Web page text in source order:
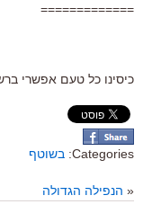
=============
כיסינו כל טעם אפשרי
Categories: בשוטף
« הנפילה הגדולה